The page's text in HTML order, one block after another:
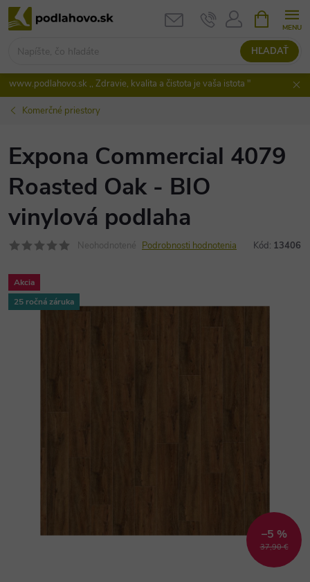
Prejsť
na
HĽADAŤ
KOŠÍK
www.podlahovo.sk ,, Zdravie, kvalita a čistota je vaša istota "
Komerčné priestory
Expona Commercial 4079
Roasted Oak - BIO
vinylová podlaha
Neohodnotené Podrobnosti hodnotenia Kód: 13406
Akcia
25 ročná záruka
37,90 €
–5 %